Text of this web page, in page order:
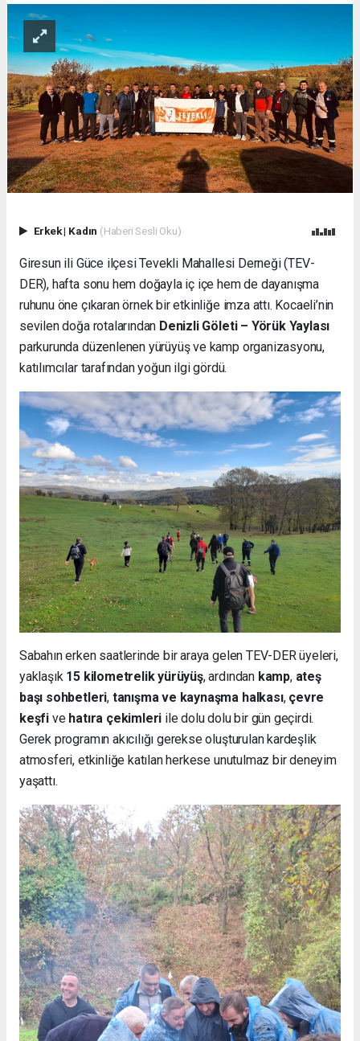
Erkek| Kadın (Haberi Sesli Oku)
Giresun ili Güce ilçesi Tevekli Mahallesi Derneği (TEV-
DER), hafta sonu hem doğayla iç içe hem de dayanışma
ruhunu öne çıkaran örnek bir etkinliğe imza attı. Kocaeli’nin
sevilen doğa rotalarından Denizli Göleti – Yörük Yaylası
parkurunda düzenlenen yürüyüş ve kamp organizasyonu,
katılımcılar tarafından yoğun ilgi gördü.
Sabahın erken saatlerinde bir araya gelen TEV-DER üyeleri,
yaklaşık 15 kilometrelik yürüyüş, ardından kamp, ateş
başı sohbetleri, tanışma ve kaynaşma halkası, çevre
keşfi ve hatıra çekimleri ile dolu dolu bir gün geçirdi.
Gerek programın akıcılığı gerekse oluşturulan kardeşlik
atmosferi, etkinliğe katılan herkese unutulmaz bir deneyim
yaşattı.